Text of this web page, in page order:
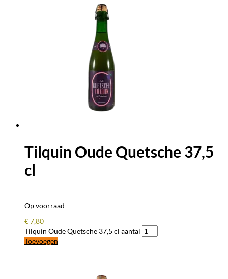
Tilquin Oude Quetsche 37,5
cl
Op voorraad
€7,80
Tilquin Oude Quetsche 37,5 cl aantal
Toevoegen